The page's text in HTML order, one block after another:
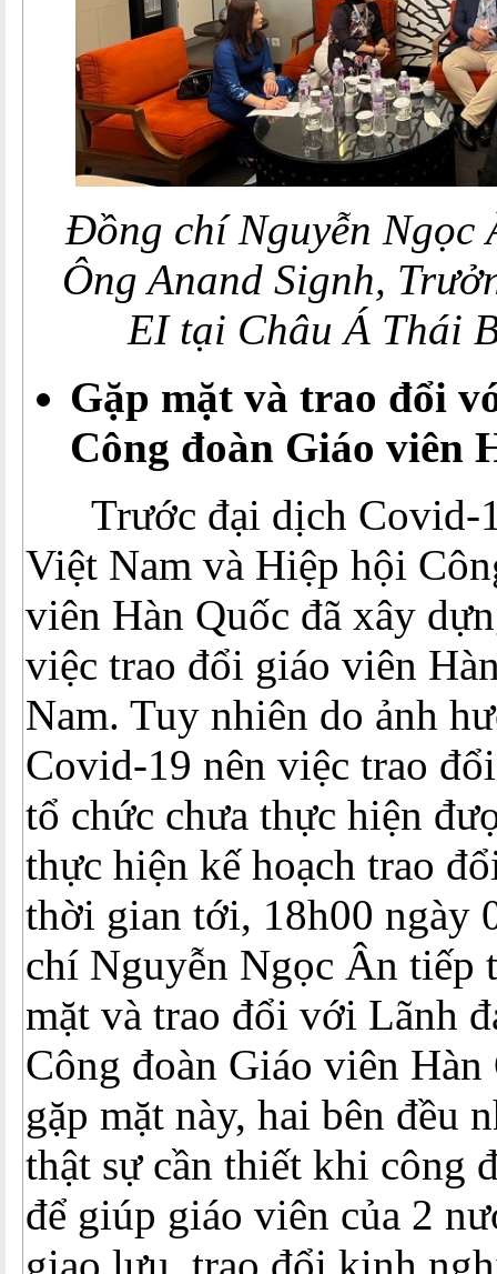
Đồng chí Nguyễn Ngọc
Ông Anand Signh,
EItại Châu Á Thái
Gặp mặt và trao đổi
Công đoàn Giáo viên
Trước đại dịch Covid-
Việt Nam và Hiệp hội
viên Hàn Quốc đã xây
việc trao đổi giáo viên
Nam. Tuy nhiên do ảnh
Covid-19 nên việc trao
tổ chức chưa thực hiện
thực hiện kế hoạch trao
thời gian tới, 18h00 ngày
chí Nguyễn Ngọc Ân tiếp
mặt và trao đổi với Lãnh
Công đoàn Giáo viên
gặp mặt này, hai bên đều
thật sự cần thiết khi công
để giúp giáo viên của 2